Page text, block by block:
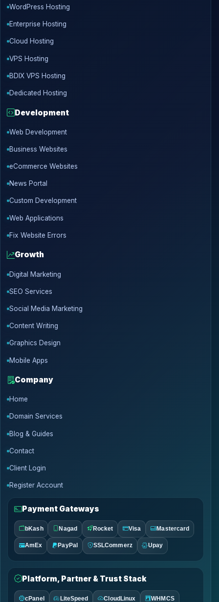
WordPress Hosting
Enterprise Hosting
Cloud Hosting
VPS Hosting
BDIX VPS Hosting
Dedicated Hosting
Development
Web Development
Business Websites
eCommerce Websites
News Portal
Custom Development
Web Applications
Fix Website Errors
Growth
Digital Marketing
SEO Services
Social Media Marketing
Content Writing
Graphics Design
Mobile Apps
Company
Home
Domain Services
Blog & Guides
Contact
Client Login
Register Account
Payment Gateways
bKash Nagad Rocket Visa Mastercard
AmEx PayPal SSLCommerz Upay
Platform, Partner & Trust Stack
cPanel LiteSpeed CloudLinux WHMCS